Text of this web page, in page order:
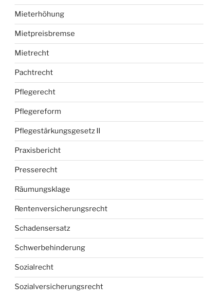
Mieterhöhung
Mietpreisbremse
Mietrecht
Pachtrecht
Pflegerecht
Pflegereform
Pflegestärkungsgesetz II
Praxisbericht
Presserecht
Räumungsklage
Rentenversicherungsrecht
Schadensersatz
Schwerbehinderung
Sozialrecht
Sozialversicherungsrecht